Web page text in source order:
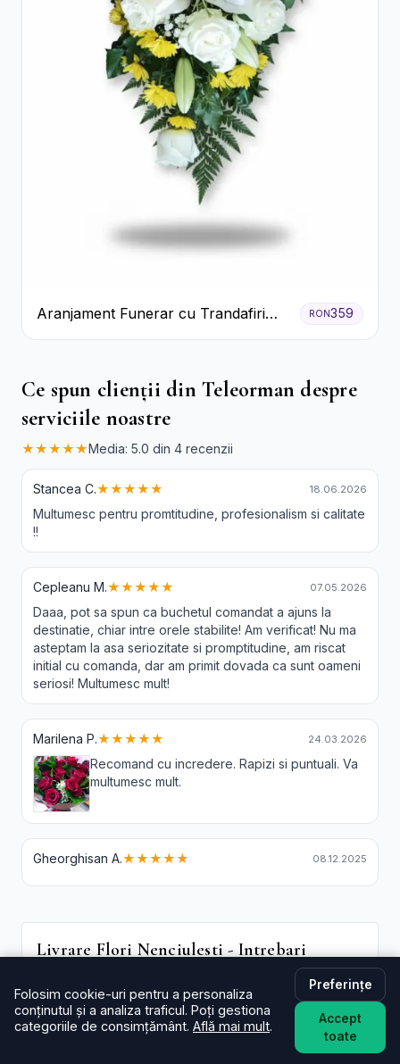
Aranjament Funerar cu Trandafiri
Albi Crizanteme Galbene și Crini
RON359
Ce spun clienții din Teleorman despre
serviciile noastre
★★★★★Media: 5.0 din 4 recenzii
Stancea C.★★★★★ 18.06.2026
Multumesc pentru promtitudine, profesionalism si calitate
!!
Cepleanu M.★★★★★ 07.05.2026
Daaa, pot sa spun ca buchetul comandat a ajuns la
destinatie, chiar intre orele stabilite! Am verificat! Nu ma
asteptam la asa seriozitate si promptitudine, am riscat
initial cu comanda, dar am primit dovada ca sunt oameni
seriosi! Multumesc mult!
Marilena P.★★★★★ 24.03.2026
Recomand cu incredere. Rapizi si puntuali. Va
multumesc mult.
Gheorghisan A.★★★★★ 08.12.2025
Livrare Flori Nenciulesti - Intrebari
În cât timp livrați în Nenciulesti?
De regulă în aceeași zi (2–4 ore) pentru comenzi
plasate în intervalul programului. La checkout poți
Folosim cookie-uri pentru a personaliza
conținutul și a analiza traficul. Poți gestiona
categoriile de consimțământ. Află mai mult.
Preferințe
Accept
toate